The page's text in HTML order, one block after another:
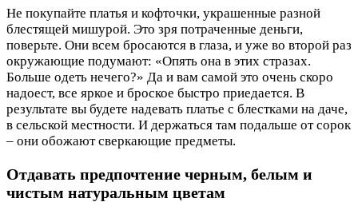
Не покупайте платья и кофточки, украшенные разной
блестящей мишурой. Это зря потраченные деньги,
поверьте. Они всем бросаются в глаза, и уже во второй раз
окружающие подумают: «Опять она в этих стразах.
Больше одеть нечего?» Да и вам самой это очень скоро
надоест, все яркое и броское быстро приедается. В
результате вы будете надевать платье с блестками на даче,
в сельской местности. И держаться там подальше от сорок
– они обожают сверкающие предметы.
Отдавать предпочтение черным, белым и
чистым натуральным цветам